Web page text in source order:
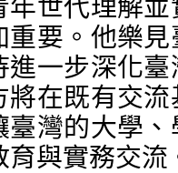
年世代理解
重要。他樂
進一步深化
將在既有交
臺灣的大學
育與實務交流